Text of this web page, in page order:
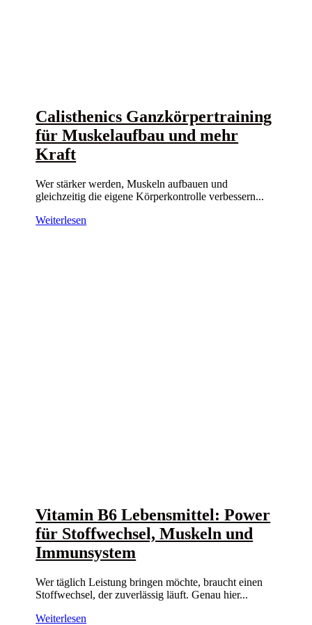
Calisthenics Ganzkörpertraining
für Muskelaufbau und mehr
Kraft
Wer stärker werden, Muskeln aufbauen und
gleichzeitig die eigene Körperkontrolle verbessern...
Weiterlesen
Vitamin B6 Lebensmittel: Power
für Stoffwechsel, Muskeln und
Immunsystem
Wer täglich Leistung bringen möchte, braucht einen
Stoffwechsel, der zuverlässig läuft. Genau hier...
Weiterlesen